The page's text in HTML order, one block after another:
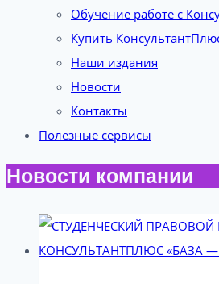
Обучение работе с
Купить
Наши издания
Новости
Контакты
Полезные сервисы
Новости компании